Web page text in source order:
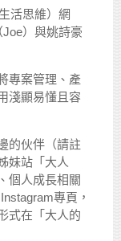
活思維）網
）與姚詩豪
專案管理、產
淺顯易懂且容
的伙伴（請註
妹站「大人
個人成長相關
專頁，
式在「大人的